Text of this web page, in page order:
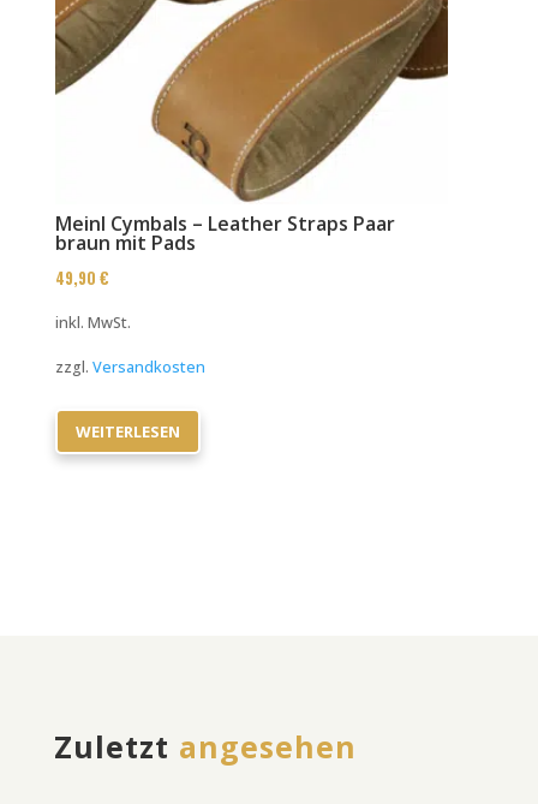
Meinl Cymbals – Leather Straps Paar
braun mit Pads
49,90€
inkl. MwSt.
zzgl.Versandkosten
WEITERLESEN
Zuletzt angesehen